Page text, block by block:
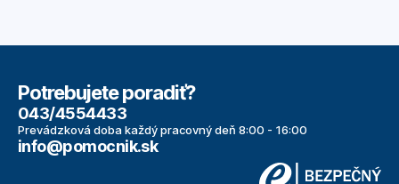
Potrebujete poradiť?
043/4554433
Prevádzková doba každý pracovný deň 8:00 - 16:00
info@pomocnik.sk